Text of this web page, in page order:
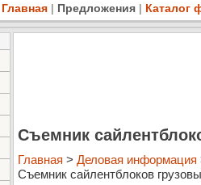
Главная | Предложения | Каталог
Съемник
Главная > Деловая информация
Съемник сайлентблоков